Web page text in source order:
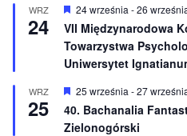
n
i
o
n
e
WRZ
24
W
y
r
ó
ż
n
i
o
n
e
24 września -26
VII Międzynarodowa
Towarzystwa
Uniwersytet
WRZ
25
W
r
ó
25 września -27
40. Bachanalia
Zielonogórski